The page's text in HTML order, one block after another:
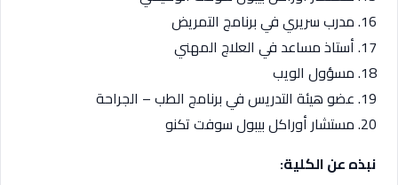
مدرب سريري في برنامج التمريض
أستاذ مساعد في العلاج المهني
مسؤول الويب
عضو هيئة التدريس في برنامج الطب – الجراحة
مستشار أوراكل بيبول سوفت تكنو
نبذه عن الكلية: